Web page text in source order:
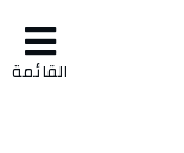
القائمة